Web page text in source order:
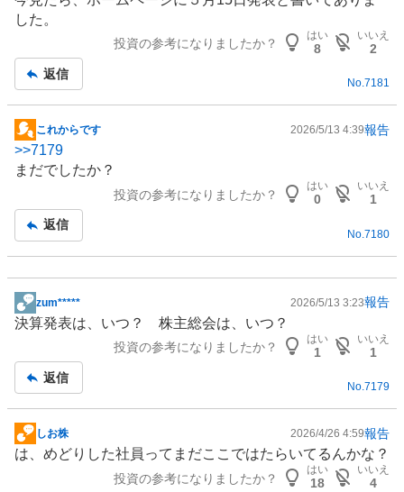
示
板
した。
投資の参考になりましたか？
はい
8
いいえ
2
返信
No.7181
掲
示
板
これからです 2026/5/13 4:39報告
>>7179
まだでしたか？
投資の参考になりましたか？
はい
0
いいえ
1
返信
No. 7180
掲
示
事
zum***** 2026/5/13 3:23報告
決算発表は、いつ？ 株主総会は、いつ？
投資の参考になりましたか？
はい
1
いいえ
1
返信
No.7179
掲
示
しお株 2026/4/26 4:59報告
は、めどりした社員ってまだここではたらいてるんかな？
投資の参考になりましたか？
はい
18
いいえ
4